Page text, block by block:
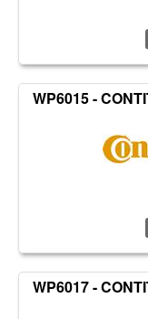
WP6015 -
WP6017 -